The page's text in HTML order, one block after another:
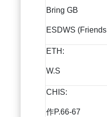
Bring GB
ESDWS
ETH:
W.S
CHIS:
作P.66-67